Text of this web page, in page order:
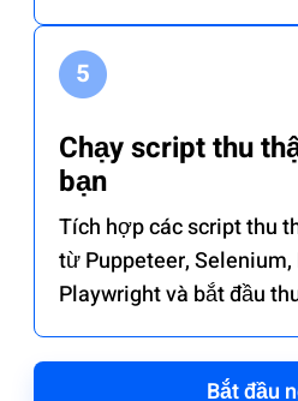
Chạy script thu
bạn
Tích hợp các script thu
từ Puppeteer,
Playwright và bắt đầu
Bắt đầu